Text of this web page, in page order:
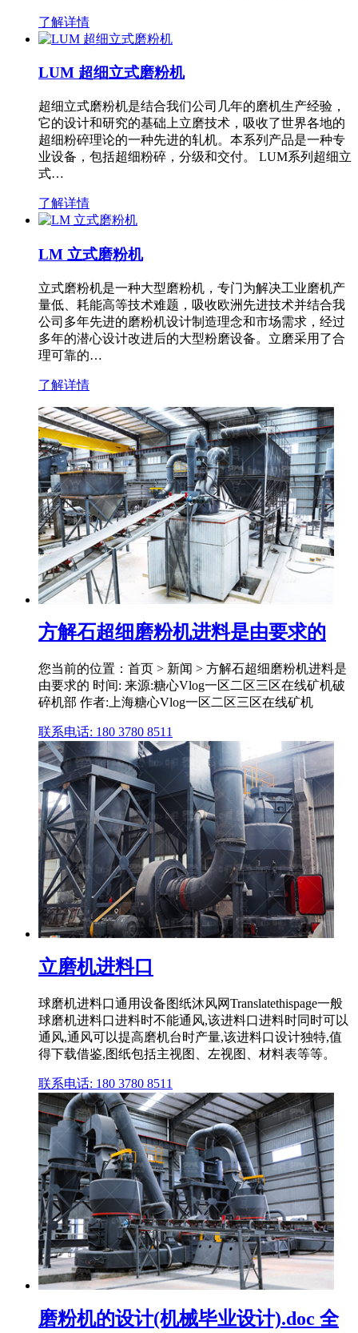
了解详情
LUM 超细立式磨粉机
超细立式磨粉机是结合我们公司几年的磨机生产经验，
它的设计和研究的基础上立磨技术，吸收了世界各地的
超细粉碎理论的一种先进的轧机。本系列产品是一种专
业设备，包括超细粉碎，分级和交付。 LUM系列超细立
式…
了解详情
LM 立式磨粉机
立式磨粉机是一种大型磨粉机，专门为解决工业磨机产
量低、耗能高等技术难题，吸收欧洲先进技术并结合我
公司多年先进的磨粉机设计制造理念和市场需求，经过
多年的潜心设计改进后的大型粉磨设备。立磨采用了合
理可靠的…
了解详情
方解石超细磨粉机进料是由要求的
您当前的位置：首页 > 新闻 > 方解石超细磨粉机进料是
由要求的 时间: 来源:糖心Vlog一区二区三区在线矿机破
碎机部 作者:上海糖心Vlog一区二区三区在线矿机
联系电话: 180 3780 8511
立磨机进料口
球磨机进料口通用设备图纸沐风网Translatethispage一般
球磨机进料口进料时不能通风,该进料口进料时同时可以
通风,通风可以提高磨机台时产量,该进料口设计独特,值
得下载借鉴,图纸包括主视图、左视图、材料表等等。
联系电话: 180 3780 8511
磨粉机的设计(机械毕业设计).doc 全